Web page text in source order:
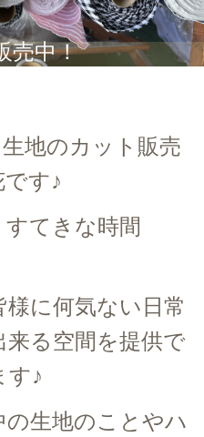
売中！
地のカット販売
す♪
すてきな時間
に何気ない日常
る空間を提供で
す♪
生地のことやハ